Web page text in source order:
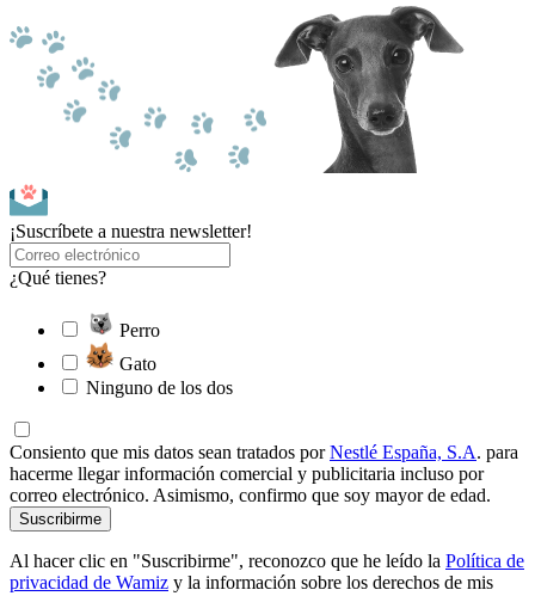
¡Suscríbete a nuestra newsletter!
¿Qué tienes?
Perro
Gato
Ninguno de los dos
Consiento que mis datos sean tratados porNestlé España, S.A. para
hacerme llegar información comercial y publicitaria incluso por
correo electrónico. Asimismo, confirmo que soy mayor de edad.
Suscribirme
Al hacer clic en "Suscribirme", reconozco que he leído la Política de
privacidad de Wamiz y la información sobre los derechos de mis